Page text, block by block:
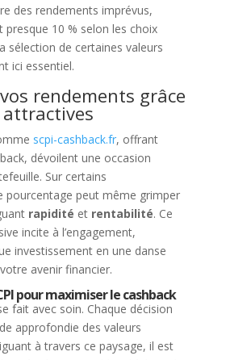
des rendements imprévus,
presque 10 % selon les choix
sélection de certaines valeurs
ici essentiel.
rendements grâce
scpi-cashback.fr, offrant
dévoilent une occasion
Sur certains
pourcentage peut même grimper
rapidité et rentabilité. Ce
incite à l’engagement,
investissement en une danse
avenir financier.
pour maximiser le cashback
fait avec soin. Chaque décision
approfondie des valeurs
à travers ce paysage, il est